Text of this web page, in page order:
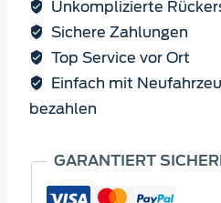
Unkomplizierte
Sichere Zahlungen
Top Service vor Ort
Einfach mit
bezahlen
GARANTIERT